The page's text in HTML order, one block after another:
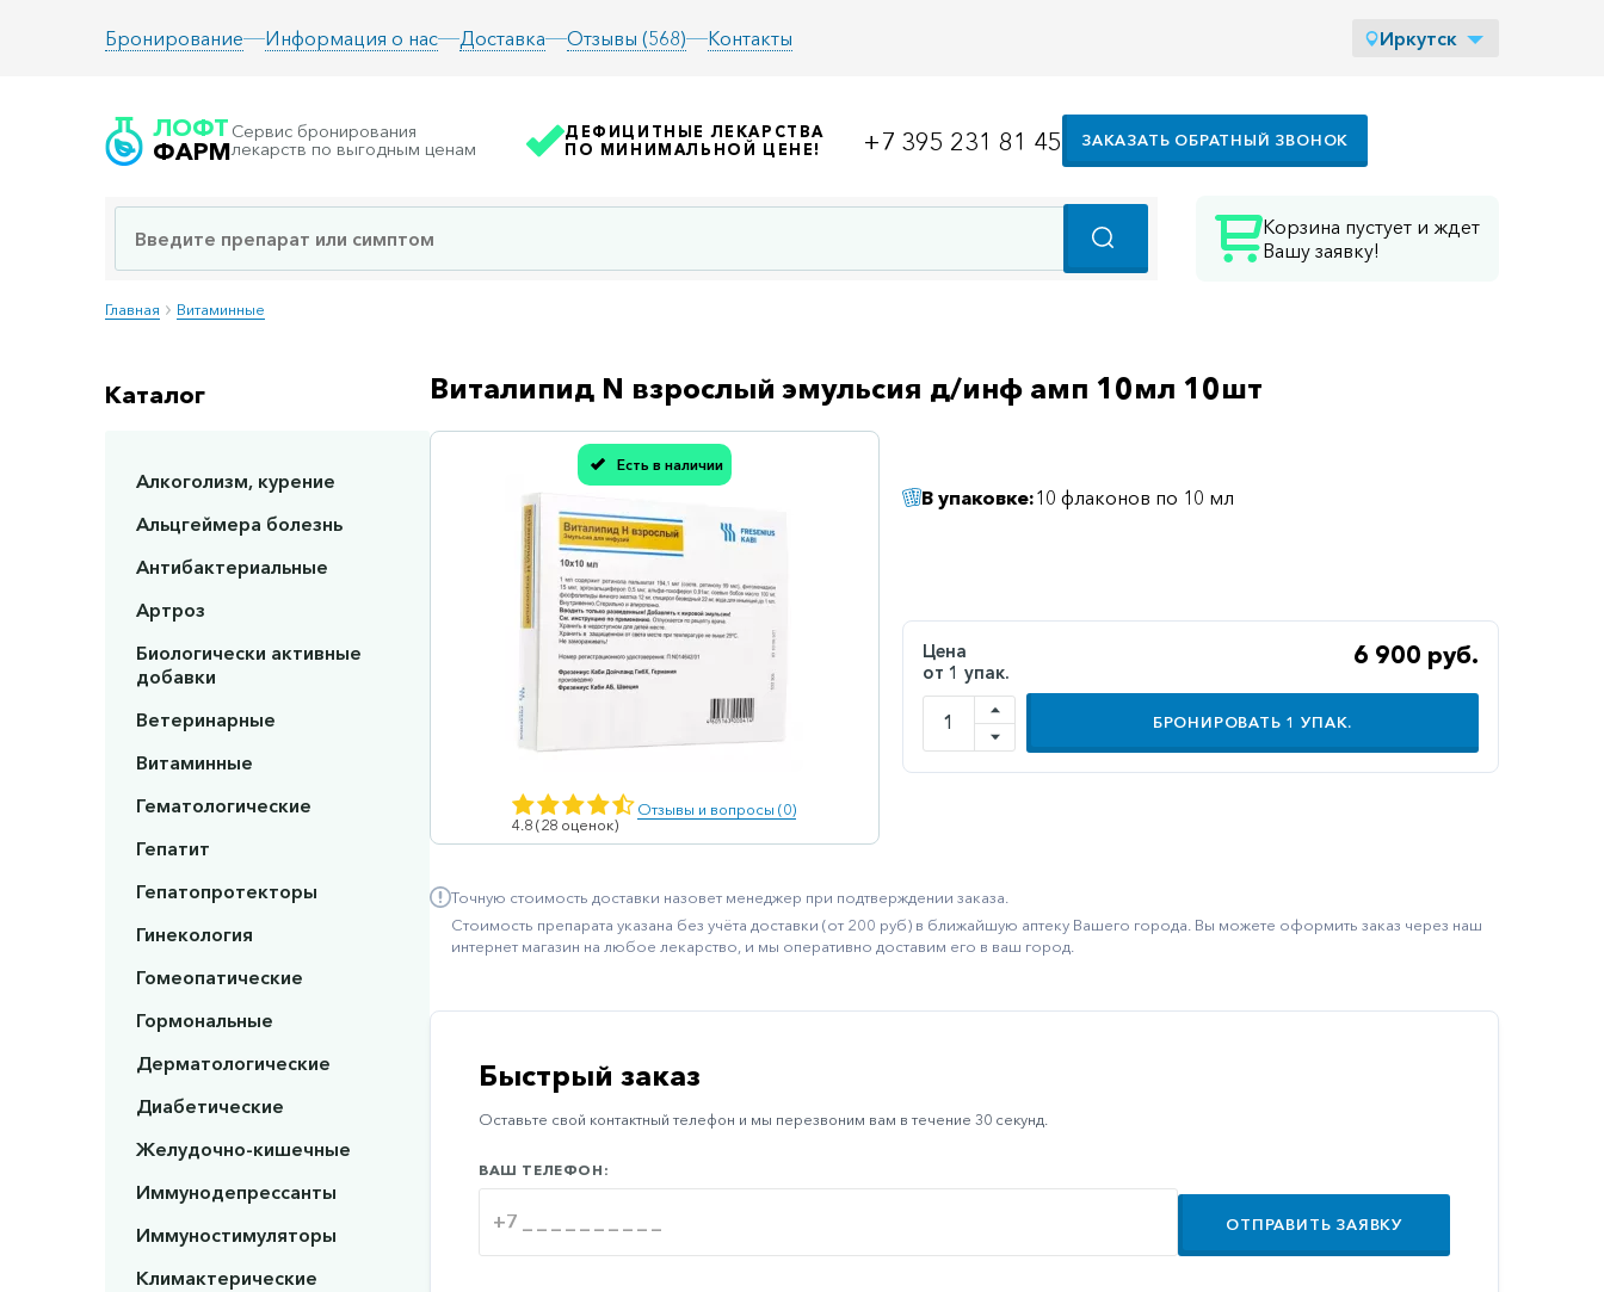
Бронирование Информация о нас Доставка Отзывы (568) Контакты Иркутск
ЛОФТ
ФАРМ
Сервис бронирования
лекарств по выгодным ценам
Корзина пустует и ждет
Вашу заявку!
ДЕФИЦИТНЫЕ ЛЕКАРСТВА
ПО МИНИМАЛЬНОЙ ЦЕНЕ!
+7 395 231 81 45 ЗАКАЗАТЬ ОБРАТНЫЙ ЗВОНОК
Главная Витаминные
Каталог
Алкоголизм, курение
Альцгеймера болезнь
Антибактериальные
Артроз
Биологически активные
добавки
Ветеринарные
Витаминные
Гематологические
Гепатит
Гепатопротекторы
Гинекология
Гомеопатические
Гормональные
Дерматологические
Диабетические
Желудочно-кишечные
Иммунодепрессанты
Иммуностимуляторы
Климактерические
Виталипид N взрослый эмульсия д/инф амп 10мл 10шт
Есть в наличии
4.8 (28 оценок)
Отзывы и вопросы (0)
Спасибо, мы учли Вашу оценку!
В упаковке:10 флаконов по 10 мл
Цена
от 1 упак.
6 900 руб.
БРОНИРОВАТЬ 1 УПАК.
Точную стоимость доставки назовет менеджер при подтверждении заказа.
Стоимость препарата указана без учёта доставки (от 200 руб) в ближайшую аптеку Вашего города. Вы можете оформить заказ через наш
интернет магазин на любое лекарство, и мы оперативно доставим его в ваш город.
Быстрый заказ
Оставьте свой контактный телефон и мы перезвоним вам в течение 30 секунд.
ВАШ ТЕЛЕФОН:
ОТПРАВИТЬ ЗАЯВКУ